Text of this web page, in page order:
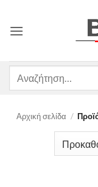
περιεχόμενο
Αναζήτηση
Αρχική σελίδα /